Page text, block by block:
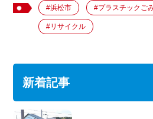
#浜松市 #プラスチックご
#リサイクル
新着記事